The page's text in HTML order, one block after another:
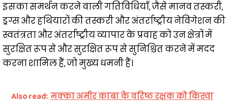
इसका समर्थन करने वाली गतिविधियाँ, जैसे मानव तस्करी,
ड्रग्स और हथियारों की तस्करी और अंतर्राष्ट्रीय नेविगेशन की
स्वतंत्रता और अंतर्राष्ट्रीय व्यापार के प्रवाह को उन क्षेत्रों में
सुरक्षित रूप से और सुरक्षित रूप से सुनिश्चित करने में मदद
करना शामिल हैं, जो मुख्य धमनी हैं।
Also read: मक्का अमीर काबा के वरिष्ठ रक्षक को किस्वा